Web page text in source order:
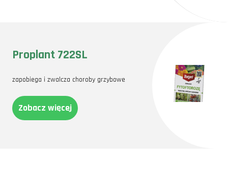
Proplant 722SL
zapobiega i zwalcza choroby grzybowe
Zobacz więcej